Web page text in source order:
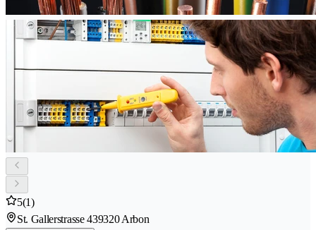
5(1)
St. Gallerstrasse 439320 Arbon